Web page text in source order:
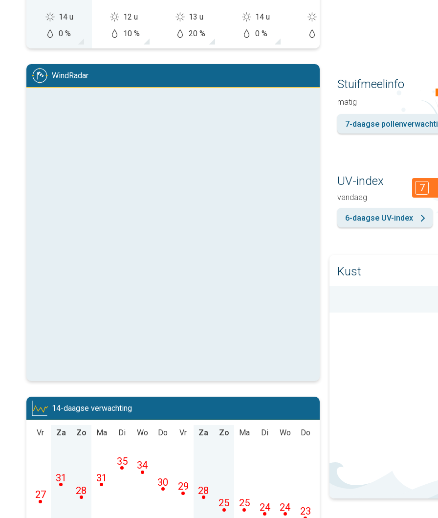
14 u
0 %
12 u
10 %
13 u
20 %
14 u
0 %
WindRadar
14-daagse verwachting
Vr
27
Za
31
Zo
28
Ma
31
Di
35
Wo
34
Do
30
Vr
29
Za
28
Zo
25
Ma
25
Di
24
Wo
24
Do
23
Stuifmeelinfo
matig
7-daagse
UV-index
vandaag
7
6-daagse UV-index
Kust